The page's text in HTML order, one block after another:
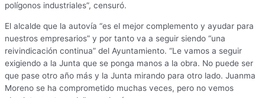
polígonos industriales”, censuró.
El alcalde que la autovía “es el mejor complemento y ayudar para
nuestros empresarios” y por tanto va a seguir siendo “una
reivindicación continua” del Ayuntamiento. “Le vamos a seguir
exigiendo a la Junta que se ponga manos a la obra. No puede ser
que pase otro año más y la Junta mirando para otro lado. Juanma
Moreno se ha comprometido muchas veces, pero no vemos